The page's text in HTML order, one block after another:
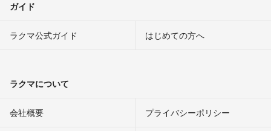
ガイド
ラクマ公式ガイド はじめての方へ
ラクマについて
会社概要 プライバシーポリシー